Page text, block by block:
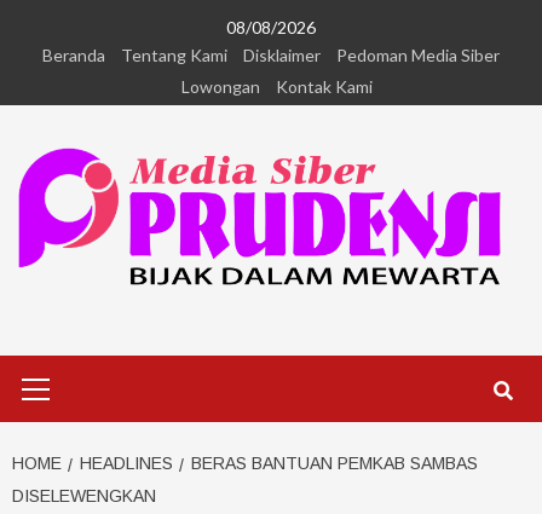
08/08/2026
Beranda
Tentang Kami Disklaimer
Pedoman Media Siber
Lowongan
Kontak Kami
HOME HEADLINES
BERAS BANTUAN PEMKAB SAMBAS
DISELEWENGKAN